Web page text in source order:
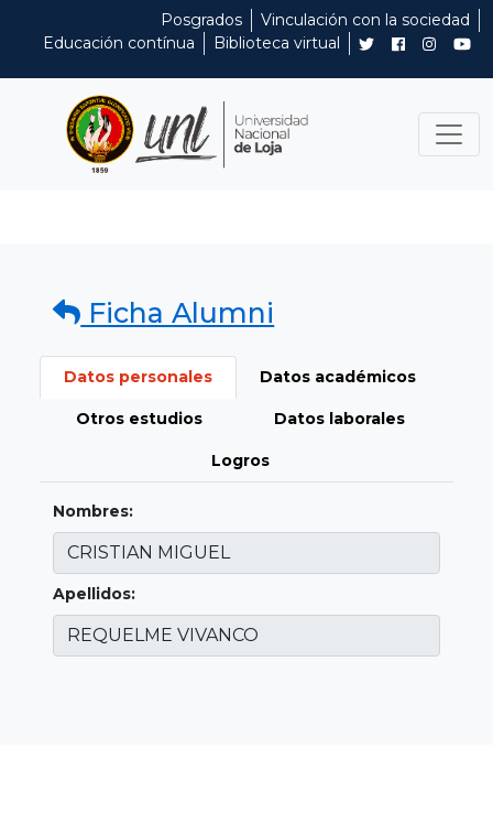
Posgrados
Vinculación con la sociedad
Educación contínua
Biblioteca virtual
Ficha Alumni
Datos personales Datos académicos
Otros estudios Datos laborales
Logros
Nombres:
Apellidos: